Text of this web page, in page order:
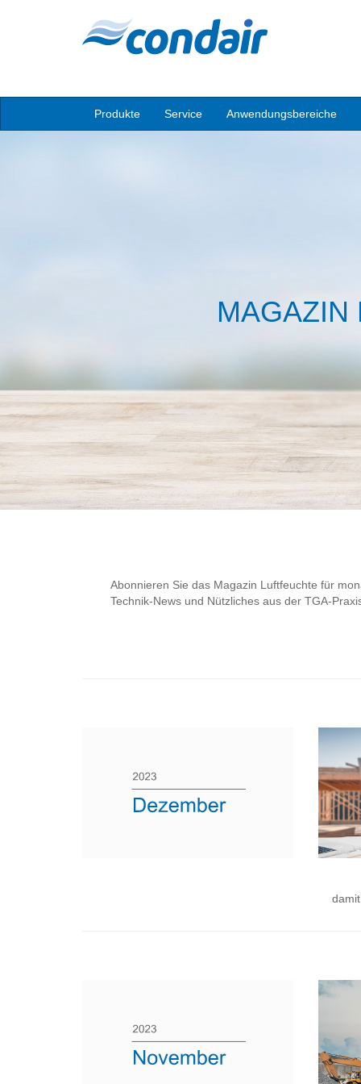
Produkte Service Anwendungsbereiche
MAGAZIN
Abonnieren Sie das Magazin Luftfeuchte für
Technik-News und Nützliches aus der TGA-